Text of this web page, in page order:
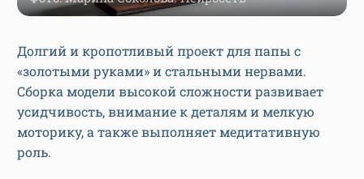
Долгий и кропотливый проект для папы с
«золотыми руками» и стальными нервами.
Сборка модели высокой сложности развивает
усидчивость, внимание к деталям и мелкую
моторику, а также выполняет медитативную
роль.